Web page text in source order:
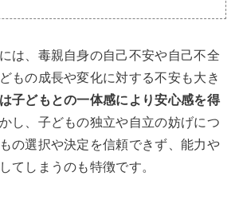
は、毒親自身の自己不安や自己不全
もの成長や変化に対する不安も大き
子どもとの一体感により安心感を得
し、子どもの独立や自立の妨げにつ
の選択や決定を信頼できず、能力や
てしまうのも特徴です。